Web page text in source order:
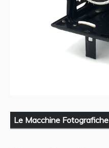
Le Macchine Fotografiche